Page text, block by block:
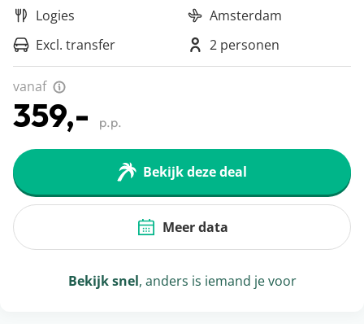
Logies
Amsterdam
Excl. transfer
2 personen
vanaf
359,- p.p.
Bekijk deze deal
Meer data
Bekijk snel, anders is iemand je voor